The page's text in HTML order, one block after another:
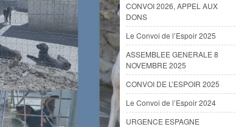
CONVOI 2026, APPEL AUX
DONS
Le Convoi de l’Espoir 2025
ASSEMBLEE GENERALE 8
NOVEMBRE 2025
CONVOI DE L’ESPOIR 2025
Le Convoi de l’Espoir 2024
URGENCE ESPAGNE